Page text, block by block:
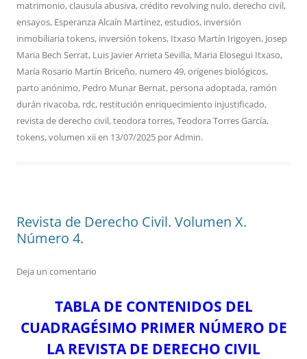
matrimonio,clausula abusiva,crédito revolving nulo,derecho civil,
ensayos, Esperanza Alcaín Martínez,estudios, inversión
inmobiliaria tokens, inversión tokens, Itxaso Martín Irigoyen, Josep
Maria Bech Serrat, Luis Javier Arrieta Sevilla, Maria Elosegui Itxaso,
María Rosario Martín Briceño, numero 49,orígenes biológicos,
parto anónimo, Pedro Munar Bernat, persona adoptada, ramón
durán rivacoba, rdc, restitución enriquecimiento injustificado,
revista de derecho civil,teodora torres,Teodora Torres García,
tokens,volumen xiien 13/07/2025 porAdmin.
Revista de Derecho Civil. Volumen X.
Número 4.
Deja un comentario
TABLA DE CONTENIDOS DEL
CUADRAGÉSIMO PRIMER NÚMERO DE
LA REVISTA DE DERECHO CIVIL